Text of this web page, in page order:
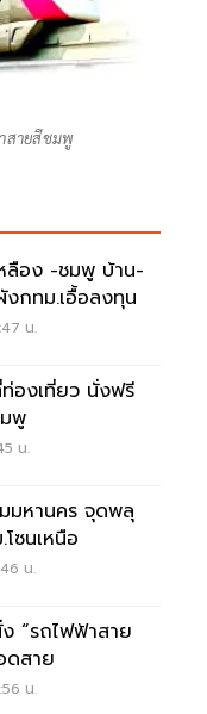
สายสีชมพู
ลือง -ชมพู บ้าน-
พรึบ รื้อผังกทม.เอื้อลงทุน
น.
องเที่ยว นั่งฟรี
พู
น.
นคร จุดพลุ
ทม.โซนเหนือ
น.
“รถไฟฟ้าสาย
ดสาย
น.